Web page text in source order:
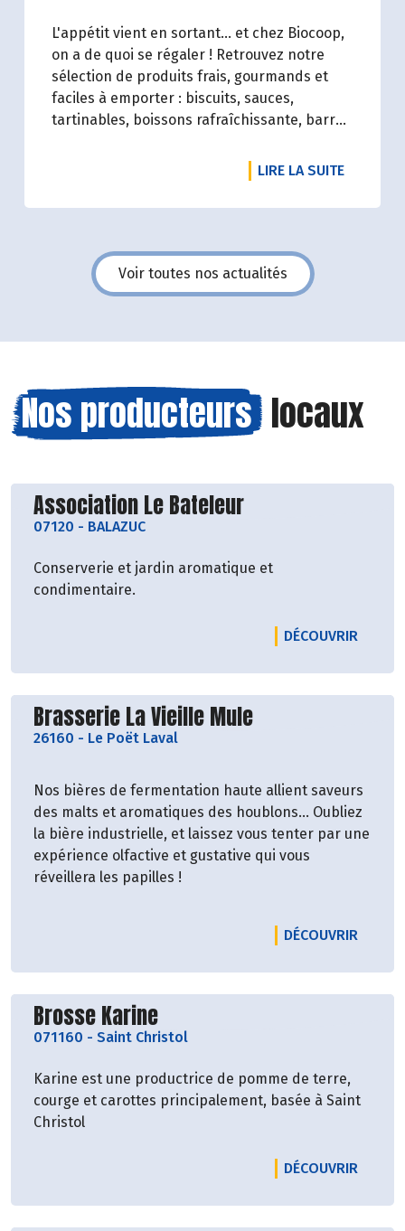
L'appétit vient en sortant... et chez Biocoop,
on a de quoi se régaler ! Retrouvez notre
sélection de produits frais, gourmands et
faciles à emporter : biscuits, sauces,
tartinables, boissons rafraîchissante, barres
une sélection de produits du 2 juillet au 12
LIRE LA SUITEDE
Voir toutes nos actualités
Nos producteurs locaux
Découvrir le producteur
Association Le Bateleur
07120 - BALAZUC
Conserverie et jardin aromatique et
condimentaire.
DÉCOUVRIR
Découvrir le producteur
Brasserie La Vieille Mule
26160 - Le Poët Laval
Nos bières de fermentation haute allient saveurs
des malts et aromatiques des houblons… Oubliez
la bière industrielle, et laissez vous tenter par une
expérience olfactive et gustative qui vous
réveillera les papilles !
DÉCOUVRIR
Découvrir le producteur
Brosse Karine
071160 - Saint Christol
Karine est une productrice de pomme de terre,
courge et carottes principalement, basée à Saint
Christol
DÉCOUVRIR